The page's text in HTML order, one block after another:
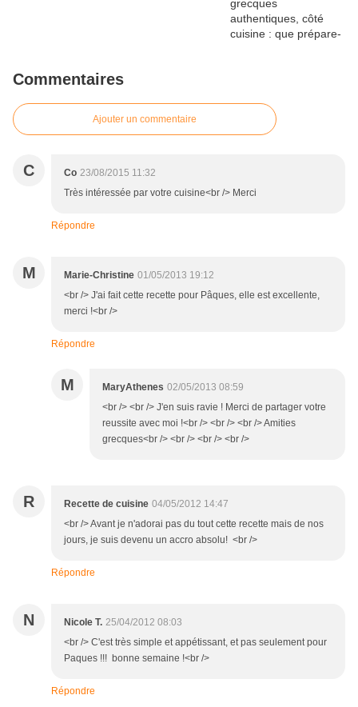
Commentaires
Ajouter un commentaire
C Co 23/08/2015 11:32
Très intéressée par votre cuisine<br /> Merci
Répondre
M Marie-Christine 01/05/2013 19:12
<br /> J'ai fait cette recette pour Pâques, elle est excellente,
merci !<br />
Répondre
M MaryAthenes 02/05/2013 08:59
<br /> <br /> J'en suis ravie ! Merci de partager votre
reussite avec moi !<br /> <br /> <br /> Amities
grecques<br /> <br /> <br /> <br />
R Recette de cuisine 04/05/2012 14:47
<br /> Avant je n'adorai pas du tout cette recette mais de nos
jours, je suis devenu un accro absolu! <br />
Répondre
N Nicole T. 25/04/2012 08:03
<br /> C'est très simple et appétissant, et pas seulement pour
Paques !!! bonne semaine !<br />
Répondre